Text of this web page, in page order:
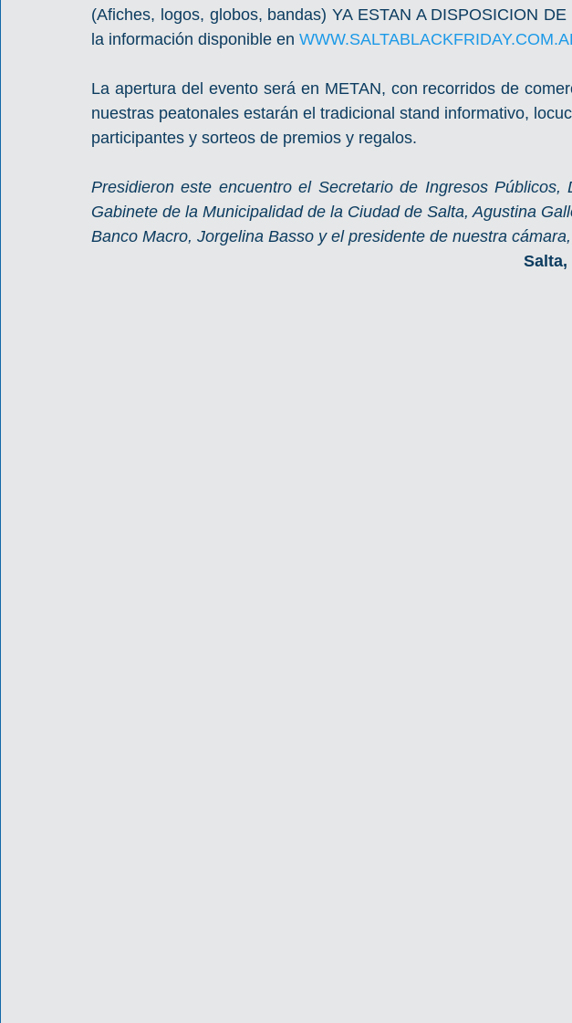
(Afiches, logos, globos, bandas) YA ESTAN A DISPOSICION
la información disponible en
La apertura del evento será en METAN, con recorridos de
nuestras peatonales estarán el tradicional stand informativo,
participantes y sorteos de premios y regalos.
Presidieron este encuentro el Secretario de Ingresos Públicos,
Gabinete de la Municipalidad de la Ciudad de Salta, Agustina
Banco Macro, Jorgelina Basso y el presidente de nuestra
Salta,